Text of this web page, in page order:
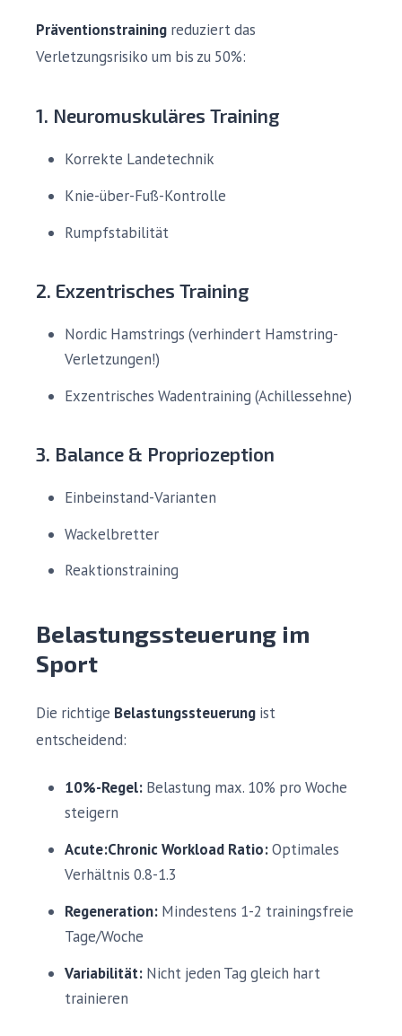
Präventionstraining reduziert das
Verletzungsrisiko um bis zu 50%:
1. Neuromuskuläres Training
Korrekte Landetechnik
Knie-über-Fuß-Kontrolle
Rumpfstabilität
2. Exzentrisches Training
Nordic Hamstrings (verhindert Hamstring-
Verletzungen!)
Exzentrisches Wadentraining (Achillessehne)
3. Balance & Propriozeption
Einbeinstand-Varianten
Wackelbretter
Reaktionstraining
Belastungssteuerung im
Sport
Die richtige Belastungssteuerung ist
entscheidend:
10%-Regel: Belastung max. 10% pro Woche
steigern
Acute:Chronic Workload Ratio:Optimales
Verhältnis 0.8-1.3
Regeneration: Mindestens 1-2 trainingsfreie
Tage/Woche
Variabilität: Nicht jeden Tag gleich hart
trainieren